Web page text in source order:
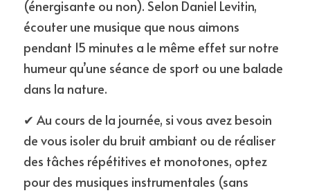
(énergisante ou non). Selon Daniel Levitin,
écouter une musique que nous aimons
pendant 15 minutes a le même effet sur notre
humeur qu’une séance de sport ou une balade
dans la nature.
✔ Au cours de la journée, si vous avez besoin
de vous isoler du bruit ambiant ou de réaliser
des tâches répétitives et monotones, optez
pour des musiques instrumentales (sans